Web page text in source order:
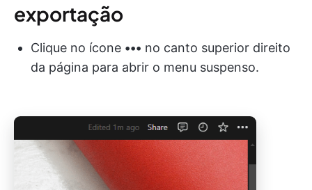
exportação
Clique no ícone ••• no canto superior direito
da página para abrir o menu suspenso.